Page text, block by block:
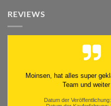
REVIEWS
Moinsen, hat alles super
Team und weiter
Datum der